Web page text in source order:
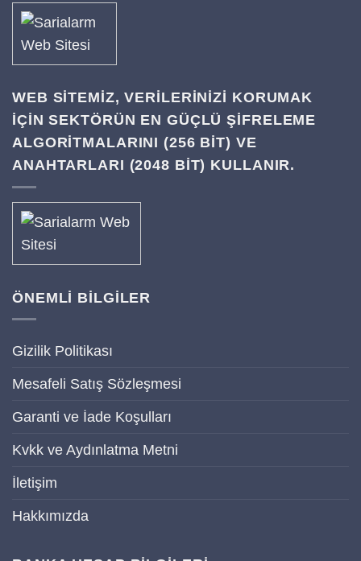
WEB SITEMIZ, VERILERINIZI KORUMAK
IÇIN SEKTÖRÜN EN GÜÇLÜ ŞIFRELEME
ALGORITMALARINI (256 BIT) VE
ANAHTARLARI (2048 BIT) KULLANIR.
ÖNEMLİ BİLGİLER
Gizilik Politikası
Mesafeli Satış Sözleşmesi
Garanti ve İade Koşulları
Kvkk ve Aydınlatma Metni
İletişim
Hakkımızda